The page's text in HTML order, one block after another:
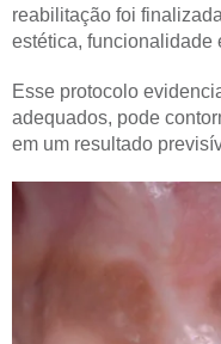
reabilitação foi
estética, funcionalidade
Esse protocolo
adequados, pode
em um resultado